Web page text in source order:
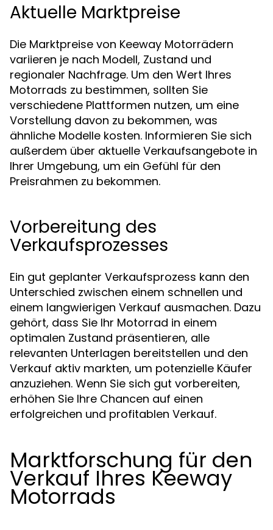
Aktuelle Marktpreise
Die Marktpreise von Keeway Motorrädern
variieren je nach Modell, Zustand und
regionaler Nachfrage. Um den Wert Ihres
Motorrads zu bestimmen, sollten Sie
verschiedene Plattformen nutzen, um eine
Vorstellung davon zu bekommen, was
ähnliche Modelle kosten. Informieren Sie sich
außerdem über aktuelle Verkaufsangebote in
Ihrer Umgebung, um ein Gefühl für den
Preisrahmen zu bekommen.
Vorbereitung des
Verkaufsprozesses
Ein gut geplanter Verkaufsprozess kann den
Unterschied zwischen einem schnellen und
einem langwierigen Verkauf ausmachen. Dazu
gehört, dass Sie Ihr Motorrad in einem
optimalen Zustand präsentieren, alle
relevanten Unterlagen bereitstellen und den
Verkauf aktiv markten, um potenzielle Käufer
anzuziehen. Wenn Sie sich gut vorbereiten,
erhöhen Sie Ihre Chancen auf einen
erfolgreichen und profitablen Verkauf.
Marktforschung für den
Verkauf Ihres Keeway
Motorrads